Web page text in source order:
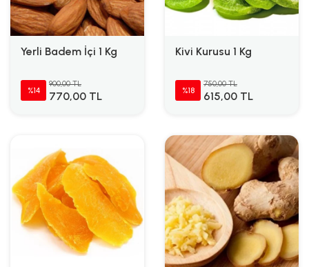
Yerli Badem İçi 1 Kg
%14
900,00 TL
770,00 TL
Kivi Kurusu 1 Kg
%18
750,00 TL
615,00 TL